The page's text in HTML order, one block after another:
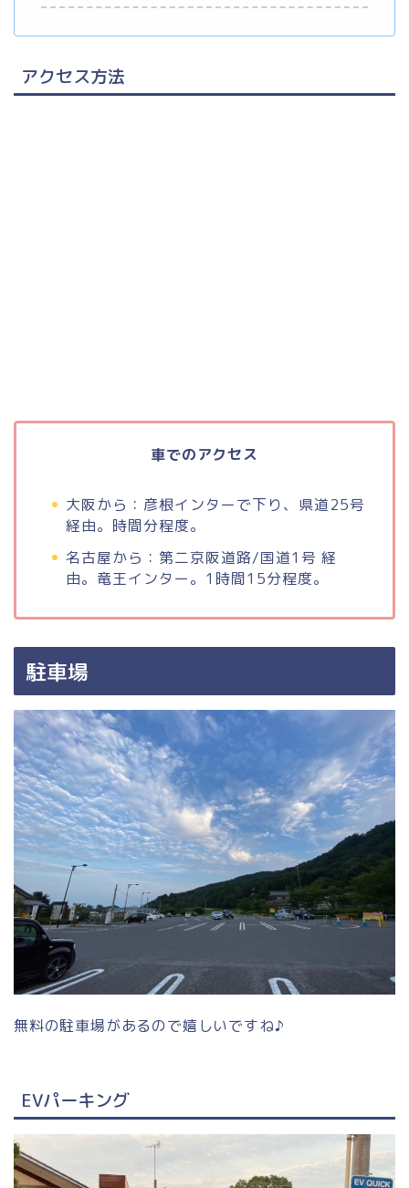
アクセス方法
車でのアクセス
大阪から：彦根インターで下り、県道25号
経由。時間分程度。
名古屋から：第二京阪道路/国道1号 経
由。竜王インター。1時間15分程度。
駐車場
無料の駐車場があるので嬉しいですね♪
EVパーキング